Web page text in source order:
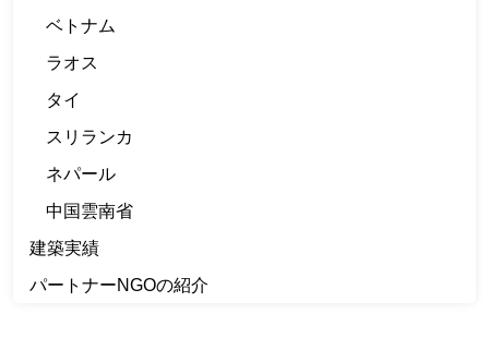
ベトナム
ラオス
タイ
スリランカ
ネパール
中国雲南省
建築実績
パートナーNGOの紹介